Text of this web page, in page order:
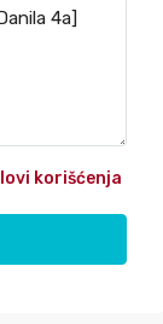
korišćenja